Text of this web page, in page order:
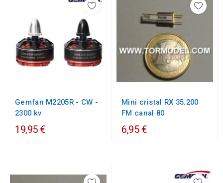
Gemfan M2205R - CW -
2300 kv
19,95 €
Mini cristal RX 35.200
FM canal 80
6,95 €